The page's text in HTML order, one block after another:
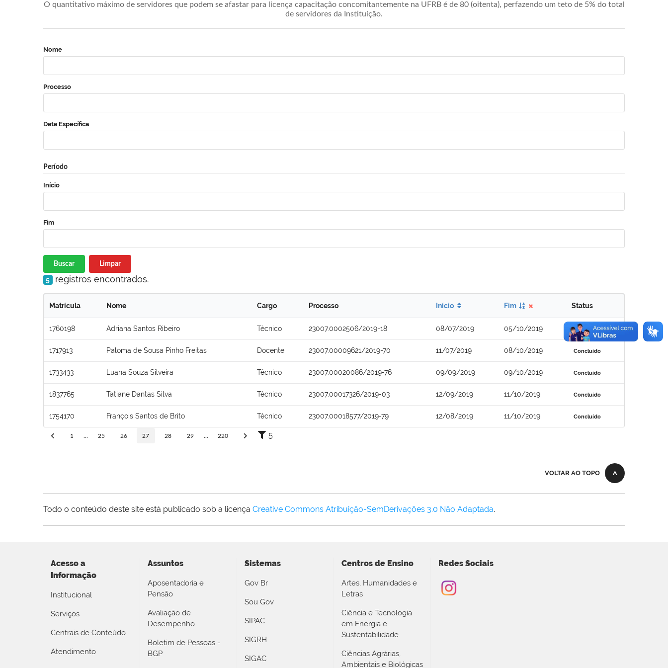
O quantitativo máximo de servidores que podem se afastar para licença capacitação concomitantemente na UFRB é de 80 (oitenta), perfazendo um teto de 5% do total
de servidores da Instituição.
Nome
Processo
Data Específica
Período
Início
Fim
Buscar Limpar
5 registros encontrados.
Matrícula Nome Cargo Processo Início Fim Status
1760198 Adriana Santos Ribeiro Técnico 23007.0002506/2019-18 08/07/2019 05/10/2019 Concluído
1717913 Paloma de Sousa Pinho Freitas Docente 23007.00009621/2019-70 11/07/2019 08/10/2019 Concluído
1733433 Luana Souza Silveira Técnico 23007.00020086/2019-76 09/09/2019 09/10/2019 Concluído
1837765 Tatiane Dantas Silva Técnico 23007.00017326/2019-03 12/09/2019 11/10/2019 Concluído
1754170 François Santos de Brito Técnico 23007.00018577/2019-79 12/08/2019 11/10/2019 Concluído
1 25 26 27 28 29 220 5
VOLTAR AO TOPO
Todo o conteúdo deste site está publicado sob a licença Creative Commons Atribuição-SemDerivações 3.0 Não Adaptada.
Acesso a
Informação
Institucional
Serviços
Centrais de Conteúdo
Atendimento
Assuntos
Aposentadoria e
Pensão
Avaliação de
Desempenho
Boletim de Pessoas -
BGP
Sistemas
Gov Br
Sou Gov
SIPAC
SIGRH
SIGAC
Centros de Ensino
Artes, Humanidades e
Letras
Ciência e Tecnologia
em Energia e
Sustentabilidade
Ciências Agrárias,
Ambientais e Biológicas
Redes Sociais